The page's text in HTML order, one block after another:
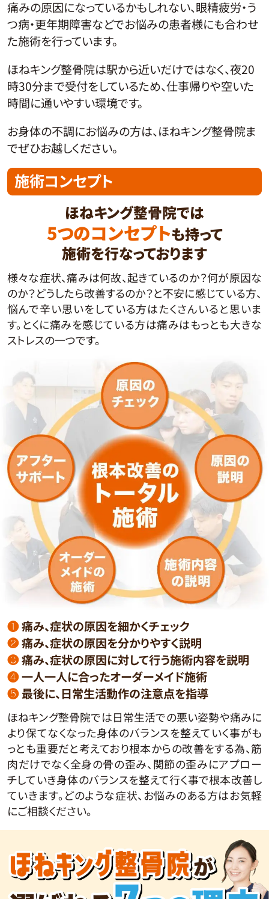
痛みの原因になっているかもしれない、眼精疲労・う
つ病・更年期障害などでお悩みの患者様にも合わせ
た施術を行っています。
ほねキング整骨院は駅から近いだけではなく、夜20
時30分まで受付をしているため、仕事帰りや空いた
時間に通いやすい環境です。
お身体の不調にお悩みの方は、ほねキング整骨院ま
でぜひお越しください。
施術コンセプト
ほねキング整骨院では
5つのコンセプトも持って
施術を行なっております
様々な症状、痛みは何故、起きているのか？何が原因な
のか？どうしたら改善するのか？と不安に感じている方、
悩んで辛い思いをしている方はたくさんいると思いま
す。とくに痛みを感じている方は痛みはもっとも大きな
ストレスの一つです。
❶痛み、症状の原因を細かくチェック
❷痛み、症状の原因を分かりやすく説明
❸痛み、症状の原因に対して行う施術内容を説明
❹一人一人に合ったオーダーメイド施術
❺最後に、日常生活動作の注意点を指導
ほねキング整骨院では日常生活での悪い姿勢や痛みに
より保てなくなった身体のバランスを整えていく事がも
っとも重要だと考えており根本からの改善をする為、筋
肉だけでなく全身の骨の歪み、関節の歪みにアプロー
チしていき身体のバランスを整えて行く事で根本改善し
ていきます。どのような症状、お悩みのある方はお気軽
にご相談ください。